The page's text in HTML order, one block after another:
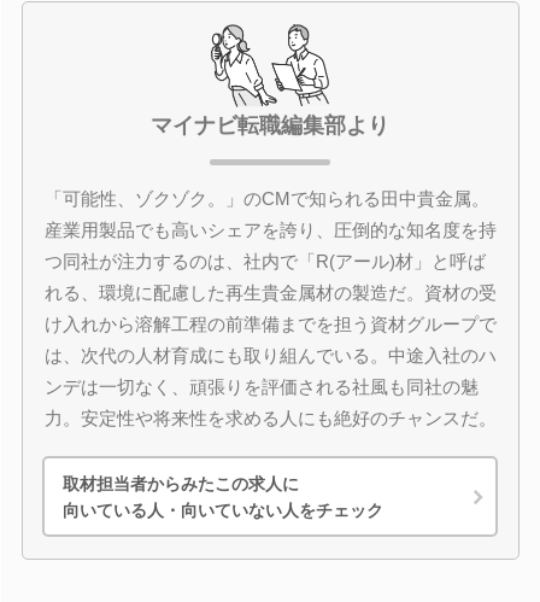
マイナビ転職編集部より
「可能性、ゾクゾク。」のCMで知られる田中貴金属。
産業用製品でも高いシェアを誇り、圧倒的な知名度を持
つ同社が注力するのは、社内で「R(アール)材」と呼ば
れる、環境に配慮した再生貴金属材の製造だ。資材の受
け入れから溶解工程の前準備までを担う資材グループで
は、次代の人材育成にも取り組んでいる。中途入社のハ
ンデは一切なく、頑張りを評価される社風も同社の魅
力。安定性や将来性を求める人にも絶好のチャンスだ。
取材担当者からみたこの求人に
向いている人・向いていない人をチェック